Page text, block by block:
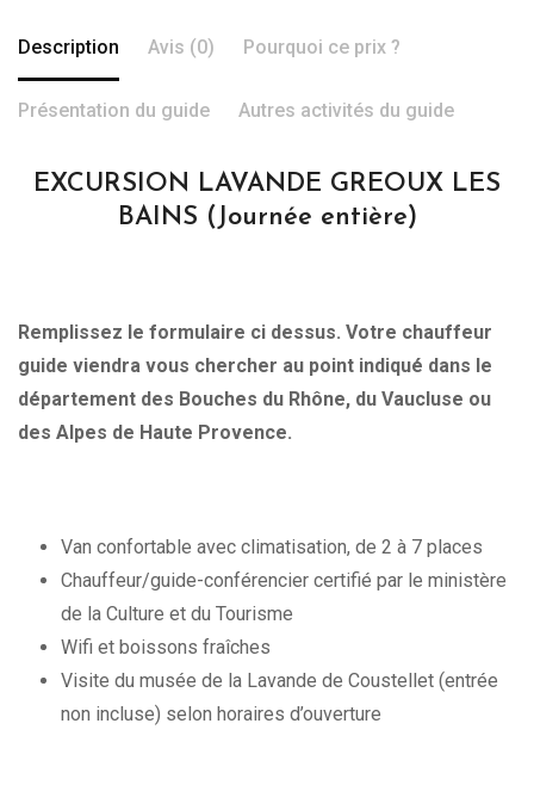
Description Avis (0) Pourquoi ce prix ?
Présentation du guide Autres activités du guide
EXCURSION LAVANDE GREOUX LES
BAINS (Journée entière)
Remplissez le formulaire ci dessus. Votre chauffeur
guide viendra vous chercher au point indiqué dans le
département des Bouches du Rhône, du Vaucluse ou
des Alpes de Haute Provence.
Van confortable avec climatisation, de 2 à 7 places
Chauffeur/guide-conférencier certifié par le ministère
de la Culture et du Tourisme
Wifi et boissons fraîches
Visite du musée de la Lavande de Coustellet (entrée
non incluse) selon horaires d’ouverture